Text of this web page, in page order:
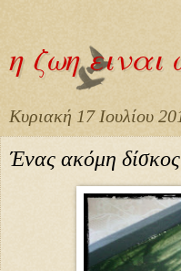
η ζωη
Κυριακή 17 Ιουλίου
Ένας ακόμη